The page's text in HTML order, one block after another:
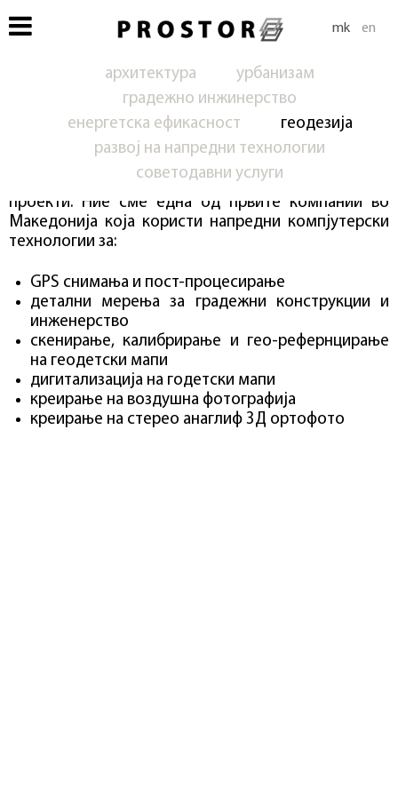
mk en
архитектура
урбанизам
градежно инжинерство
енергетска ефикасност
геодезија
развој на напредни технологии
советодавни услуги
геодетски премери за сите видови на инженерски
проекти. Ние сме една од првите компании во
Македонија која користи напредни компјутерски
технологии за:
GPS снимања и пост-процесирање
детални мерења за градежни конструкции и
инженерство
скенирање, калибрирање и гео-рефернцирање
на геодетски мапи
дигитализација на годетски мапи
креирање на воздушна фотографија
креирање на стерео анаглиф 3Д ортофото